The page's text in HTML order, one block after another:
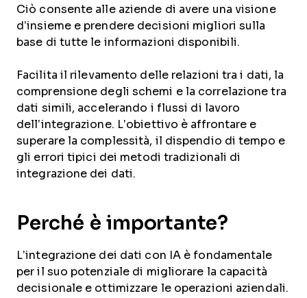
Ciò consente alle aziende di avere una visione
d’insieme e prendere decisioni migliori sulla
base di tutte le informazioni disponibili.
Facilita il rilevamento delle relazioni tra i dati, la
comprensione degli schemi e la correlazione tra
dati simili, accelerando i flussi di lavoro
dell’integrazione. L’obiettivo è affrontare e
superare la complessità, il dispendio di tempo e
gli errori tipici dei metodi tradizionali di
integrazione dei dati.
Perché è importante?
L’integrazione dei dati con IA è fondamentale
per il suo potenziale di migliorare la capacità
decisionale e ottimizzare le operazioni aziendali.